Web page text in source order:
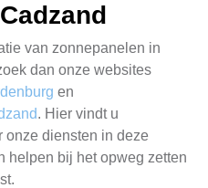
van zonnepanelen in
dan onze websites
en
. Hier vindt u
onze diensten in deze
helpen bij het opweg zetten